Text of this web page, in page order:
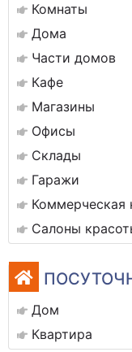
Комнаты
Дома
Части домов
Кафе
Магазины
Офисы
Склады
Гаражи
Коммерческая
Салоны
Дом
Квартира